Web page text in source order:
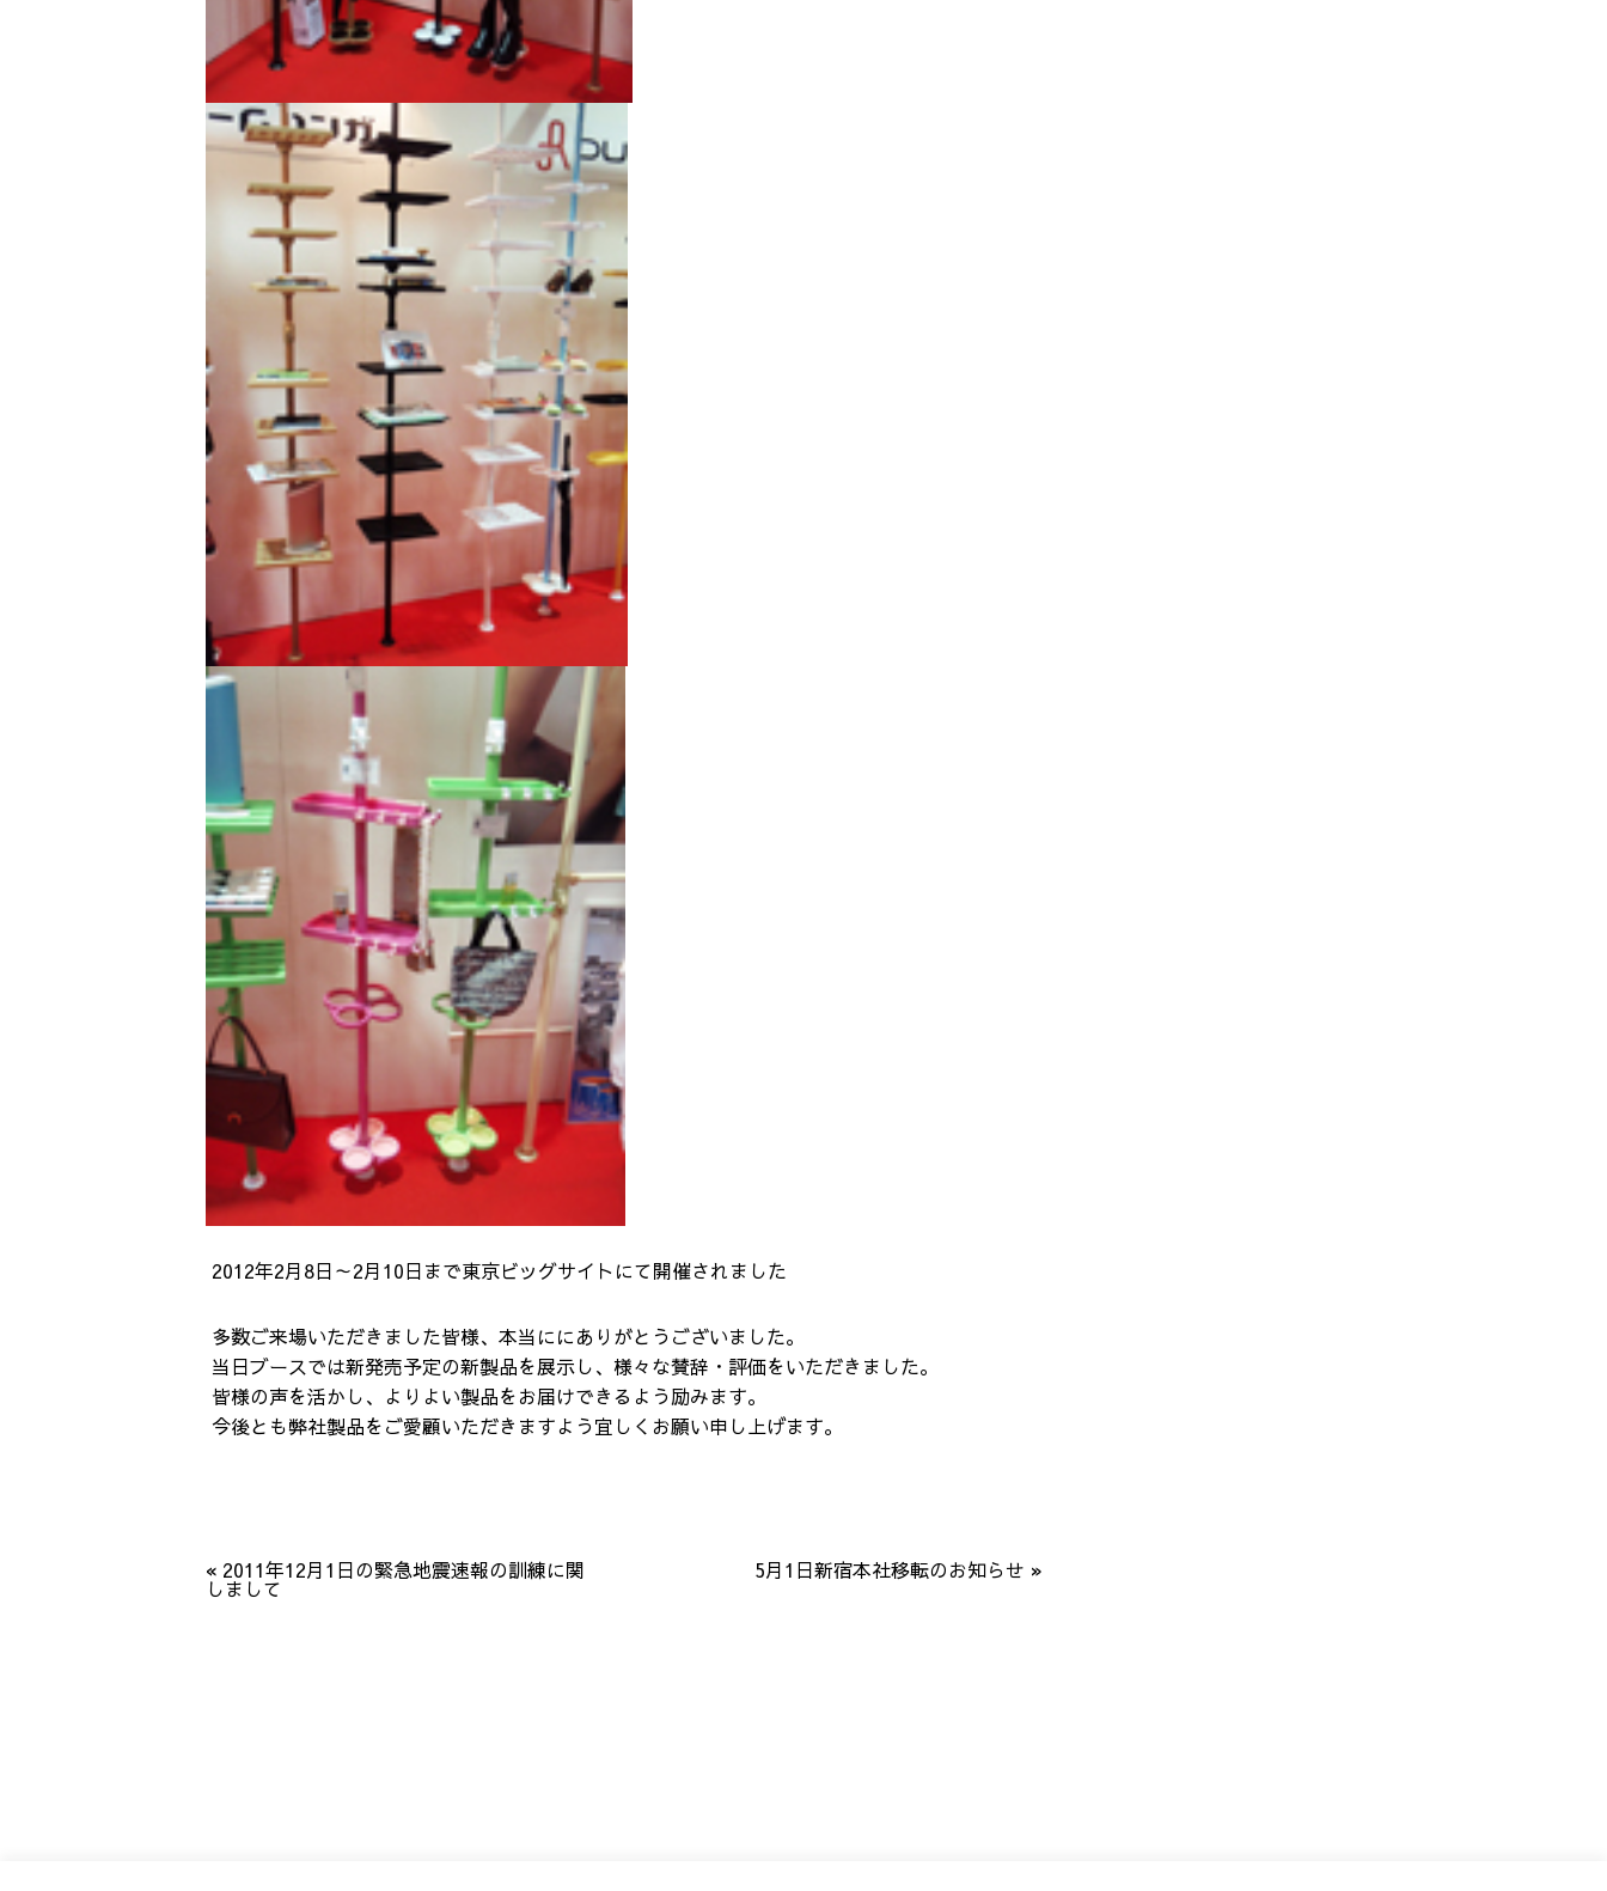
2012年2月8日～2月10日まで東京ビッグサイトにて開催されました
多数ご来場いただきました皆様、本当ににありがとうございました。
当日ブースでは新発売予定の新製品を展示し、様々な賛辞・評価をいただきました。
皆様の声を活かし、よりよい製品をお届けできるよう励みます。
今後とも弊社製品をご愛顧いただきますよう宜しくお願い申し上げます。
« 2011年12月1日の緊急地震速報の訓練に関
しまして
5月1日新宿本社移転のお知らせ »